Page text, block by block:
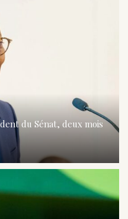
du Sénat, deux mois